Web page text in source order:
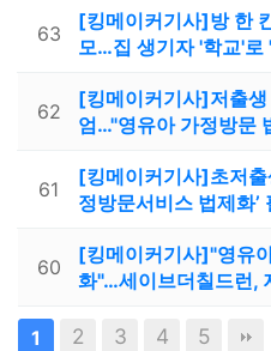
63
[킹메이커기사]방 한
모…집 생기자 '학교'로
62
[킹메이커기사]저출생
엄…"영유아 가정방문
61
[킹메이커기사]초저출
정방문서비스 법제화’
60
[킹메이커기사]"영유
화"…세이브더칠드런,
1 2 3 4 5